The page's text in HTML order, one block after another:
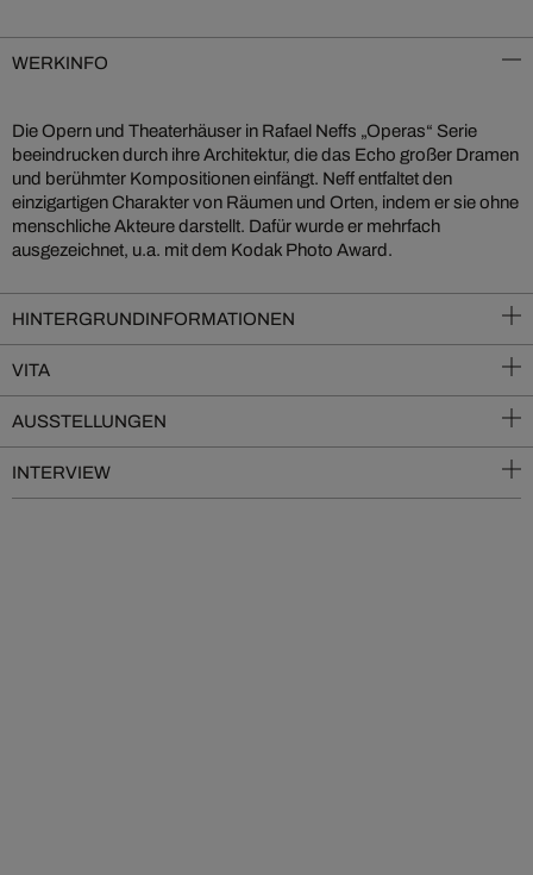
WERKINFO
Die Opern und Theaterhäuser in Rafael Neffs „Operas“ Serie
beeindrucken durch ihre Architektur, die das Echo großer Dramen
und berühmter Kompositionen einfängt. Neff entfaltet den
einzigartigen Charakter von Räumen und Orten, indem er sie ohne
menschliche Akteure darstellt. Dafür wurde er mehrfach
ausgezeichnet, u.a. mit dem Kodak Photo Award.
HINTERGRUNDINFORMATIONEN
VITA
AUSSTELLUNGEN
INTERVIEW